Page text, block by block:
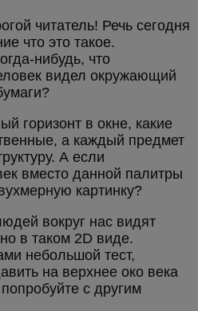
читатель! Речь сегодня
что это такое.
нибудь, что
видел окружающий
горизонт в окне, какие
а каждый предмет
А если
вместо данной палитры
картинку?
вокруг нас видят
в таком 2D виде.
небольшой тест,
на верхнее око века
с другим